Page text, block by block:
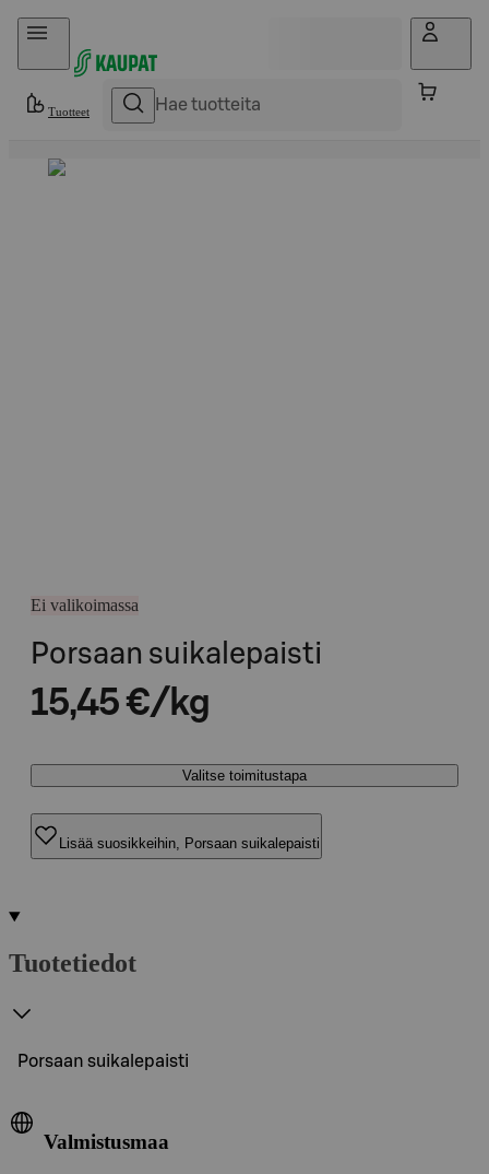
Hyppää sisältöön
Tuotteet
Ei valikoimassa
Porsaan suikalepaisti
15,45 €/kg
Valitse toimitustapa
Lisää suosikkeihin, Porsaan suikalepaisti
Tuotetiedot
Porsaan suikalepaisti
Valmistusmaa